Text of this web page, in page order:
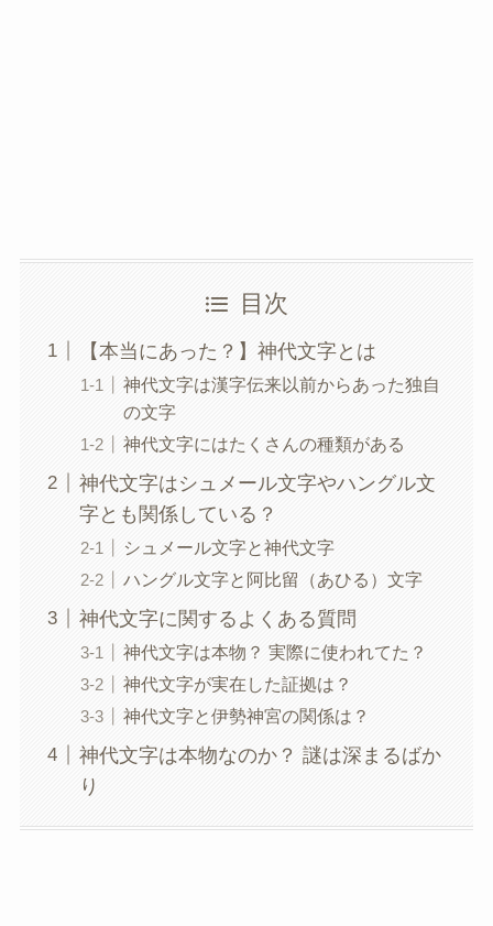
目次
【本当にあった？】神代文字とは
神代文字は漢字伝来以前からあった独自
の文字
神代文字にはたくさんの種類がある
神代文字はシュメール文字やハングル文
字とも関係している？
シュメール文字と神代文字
ハングル文字と阿比留（あひる）文字
神代文字に関するよくある質問
神代文字は本物？ 実際に使われてた？
神代文字が実在した証拠は？
神代文字と伊勢神宮の関係は？
神代文字は本物なのか？ 謎は深まるばか
り